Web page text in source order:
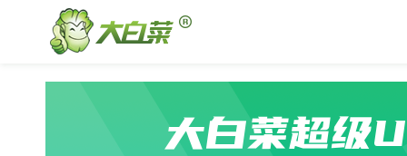
大白菜超级